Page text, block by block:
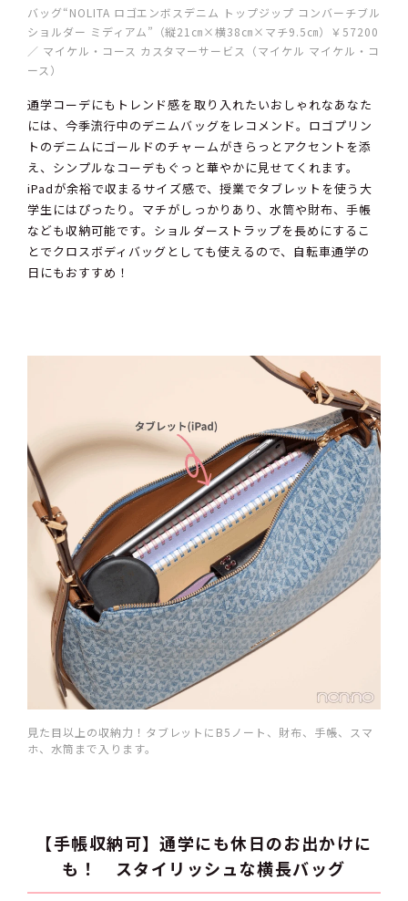
バッグ“NOLITA ロゴエンボスデニム トップジップ コンバーチブル
ショルダー ミディアム”（縦21㎝×横38㎝×マチ9.5㎝）￥57200
／ マイケル・コース カスタマーサービス（マイケル マイケル・コ
ース）
通学コーデにもトレンド感を取り入れたいおしゃれなあなた
には、今季流行中のデニムバッグをレコメンド。ロゴプリン
トのデニムにゴールドのチャームがきらっとアクセントを添
え、シンプルなコーデもぐっと華やかに見せてくれます。
iPadが余裕で収まるサイズ感で、授業でタブレットを使う大
学生にはぴったり。マチがしっかりあり、水筒や財布、手帳
なども収納可能です。ショルダーストラップを長めにするこ
とでクロスボディバッグとしても使えるので、自転車通学の
日にもおすすめ！
見た目以上の収納力！タブレットにB5ノート、財布、手帳、スマ
ホ、水筒まで入ります。
【手帳収納可】通学にも休日のお出かけに
も！ スタイリッシュな横長バッグ